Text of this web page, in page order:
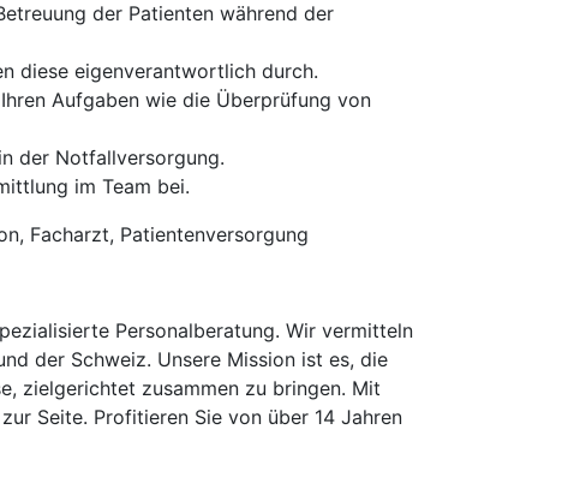
der Patienten während der
diese eigenverantwortlich durch.
Aufgaben wie die Überprüfung von
der Notfallversorgung.
im Team bei.
Facharzt, Patientenversorgung
Personalberatung. Wir vermitteln
der Schweiz. Unsere Mission ist es, die
zielgerichtet zusammen zu bringen. Mit
Seite. Profitieren Sie von über 14 Jahren